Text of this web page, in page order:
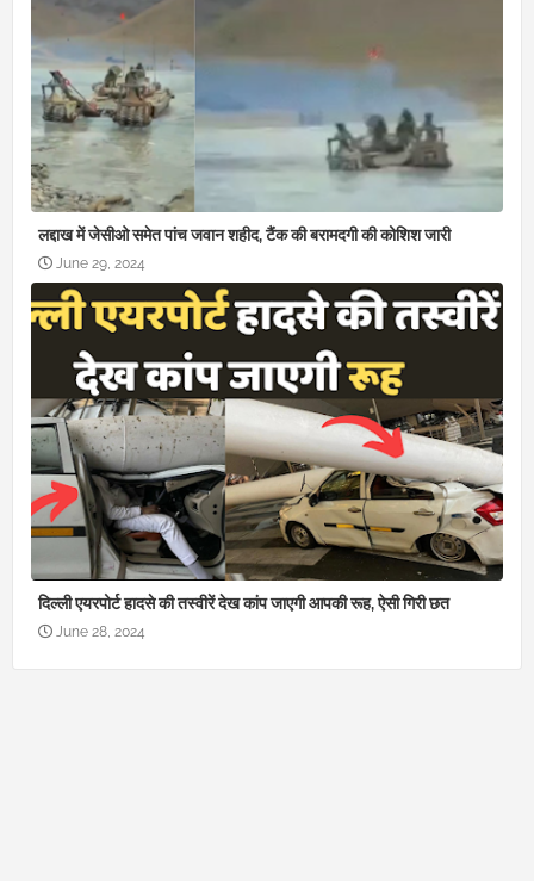
लद्दाख में जेसीओ समेत पांच जवान शहीद, टैंक की बरामदगी की कोशिश जारी
June 29, 2024
दिल्ली एयरपोर्ट हादसे की तस्वीरें देख कांप जाएगी आपकी रूह, ऐसी गिरी छत
June 28, 2024